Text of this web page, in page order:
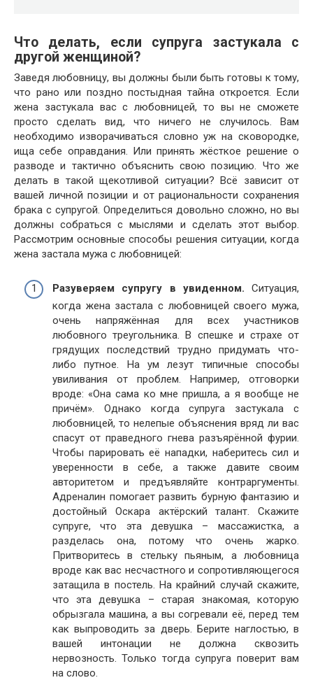
Что делать, если супруга застукала с
другой женщиной?
Заведя любовницу, вы должны были быть готовы к тому,
что рано или поздно постыдная тайна откроется. Если
жена застукала вас с любовницей, то вы не сможете
просто сделать вид, что ничего не случилось. Вам
необходимо изворачиваться словно уж на сковородке,
ища себе оправдания. Или принять жёсткое решение о
разводе и тактично объяснить свою позицию. Что же
делать в такой щекотливой ситуации? Всё зависит от
вашей личной позиции и от рациональности сохранения
брака с супругой. Определиться довольно сложно, но вы
должны собраться с мыслями и сделать этот выбор.
Рассмотрим основные способы решения ситуации, когда
жена застала мужа с любовницей:
Разуверяем супругу в увиденном. Ситуация,
когда жена застала с любовницей своего мужа,
очень напряжённая для всех участников
любовного треугольника. В спешке и страхе от
грядущих последствий трудно придумать что-
либо путное. На ум лезут типичные способы
увиливания от проблем. Например, отговорки
вроде: «Она сама ко мне пришла, а я вообще не
причём». Однако когда супруга застукала с
любовницей, то нелепые объяснения вряд ли вас
спасут от праведного гнева разъярённой фурии.
Чтобы парировать её нападки, наберитесь сил и
уверенности в себе, а также давите своим
авторитетом и предъявляйте контраргументы.
Адреналин помогает развить бурную фантазию и
достойный Оскара актёрский талант. Скажите
супруге, что эта девушка – массажистка, а
разделась она, потому что очень жарко.
Притворитесь в стельку пьяным, а любовница
вроде как вас несчастного и сопротивляющегося
затащила в постель. На крайний случай скажите,
что эта девушка – старая знакомая, которую
обрызгала машина, а вы согревали её, перед тем
как выпроводить за дверь. Берите наглостью, в
вашей интонации не должна сквозить
нервозность. Только тогда супруга поверит вам
на слово.